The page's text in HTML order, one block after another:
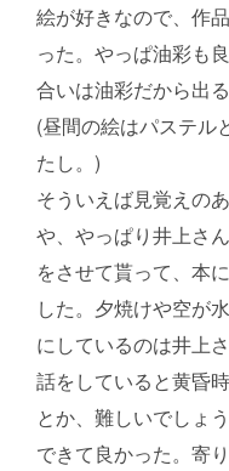
絵が好きなので、作
った。やっぱ油彩も
合いは油彩だから出
(昼間の絵はパステル
たし。)
そういえば見覚えの
や、やっぱり井上さ
をさせて貰って、本
した。夕焼けや空が
にしているのは井上
話をしていると黄昏
とか、難しいでしょ
できて良かった。寄